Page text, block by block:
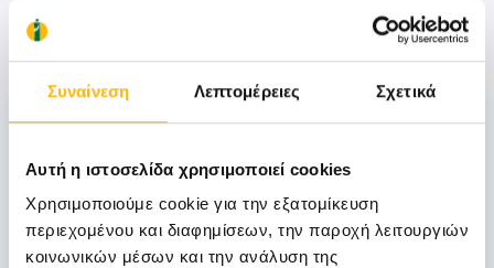
Συναίνεση Λεπτομέρειες Σχετικά
Αυτή η ιστοσελίδα χρησιμοποιεί cookies
Χρησιμοποιούμε cookie για την εξατομίκευση
περιεχομένου και διαφημίσεων, την παροχή λειτουργιών
κοινωνικών μέσων και την ανάλυση της
Δείτε Επίσης
06
06 - 07 ΝΟΕ